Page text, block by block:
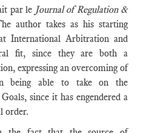
par le Journal of Regulation &
author takes as his starting
International Arbitration and
fit, since they are both a
expressing an overcoming of
being able to take on the
since it has engendered a
order.